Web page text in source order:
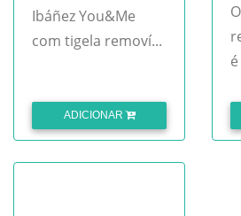
Ibáñez You&Me
com tigela removí...
ADICIONAR